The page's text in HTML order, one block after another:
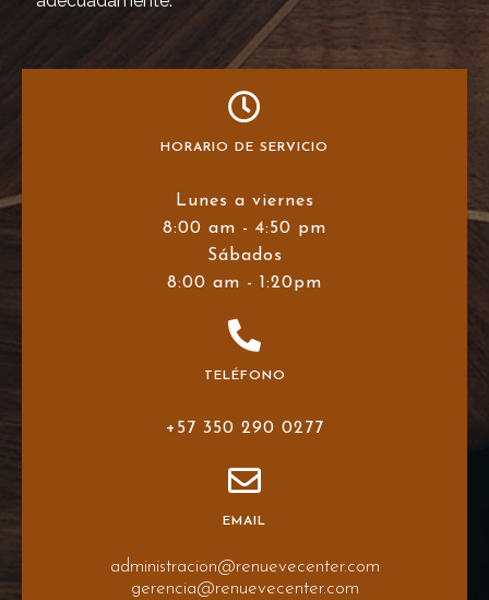
HORARIO DE SERVICIO
Lunes a viernes
8:00 am - 4:50 pm
Sábados
8:00 am - 1:20pm
TELÉFONO
+57 350 290 0277
EMAIL
administracion@renuevecenter.com
gerencia@renuevecenter.com